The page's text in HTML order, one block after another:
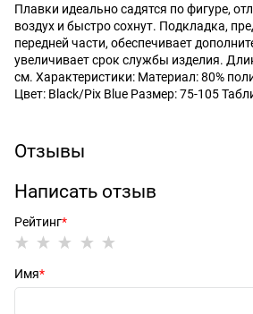
Плавки идеально садятся по фигуре,
воздух и быстро сохнут. Подкладка,
передней части, обеспечивает
увеличивает срок службы изделия.
см. Характеристики: Материал: 80%
Цвет: Black/Pix Blue Размер: 75-105
Отзывы
Написать отзыв
Рейтинг
Имя